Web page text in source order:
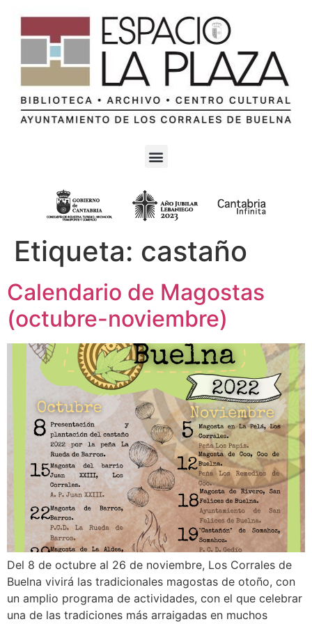
Etiqueta: castaño
Calendario de Magostas
(octubre-noviembre)
Del 8 de octubre al 26 de noviembre, Los Corrales de
Buelna vivirá las tradicionales magostas de otoño, con
un amplio programa de actividades, con el que celebrar
una de las tradiciones más arraigadas en muchos